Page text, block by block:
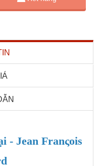
- Jean Franςois